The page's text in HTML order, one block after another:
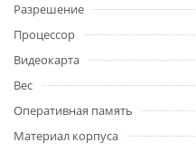
Разрешение
Процессор
Видеокарта
Вес
Оперативная память
Материал корпуса